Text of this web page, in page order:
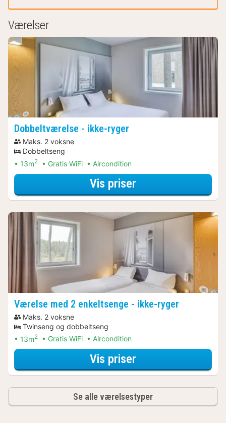
Værelser
Dobbeltværelse - ikke-ryger
Maks. 2 voksne
Dobbeltseng
13m2 Gratis WiFi Aircondition
Vis priser
Værelse med 2 enkeltsenge - ikke-ryger
Maks. 2 voksne
Twinseng og dobbeltseng
13m2 Gratis WiFi Aircondition
Vis priser
Se alle værelsestyper